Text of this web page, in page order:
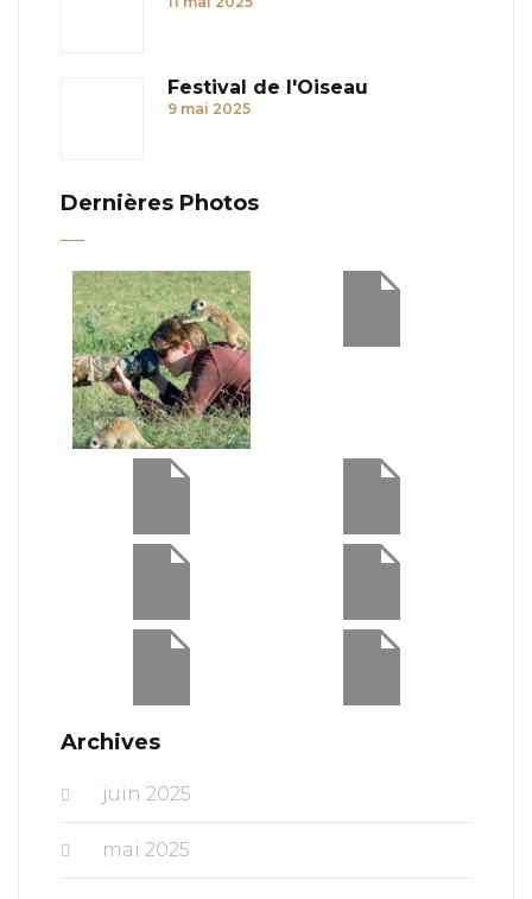
Festival de l'Oiseau
9 mai 2025
Dernières Photos
Archives
juin 2025
mai 2025